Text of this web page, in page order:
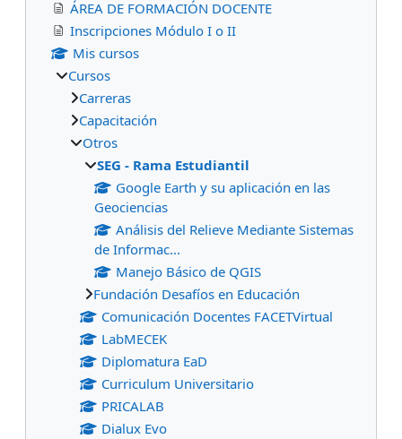
ÁREA DE FORMACIÓN DOCENTE
Inscripciones Módulo I o II
Mis cursos
Cursos
Carreras
Capacitación
Otros
SEG - Rama Estudiantil
Google Earth y su aplicación en las
Geociencias
Análisis del Relieve Mediante Sistemas
de Informac...
Manejo Básico de QGIS
Fundación Desafíos en Educación
Comunicación Docentes FACETVirtual
LabMECEK
Diplomatura EaD
Curriculum Universitario
PRICALAB
Dialux Evo